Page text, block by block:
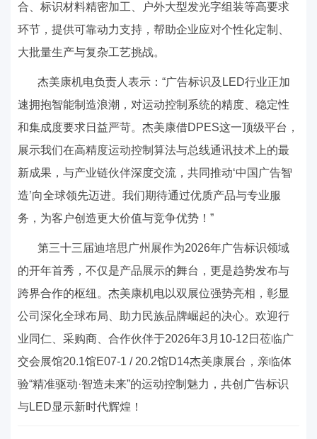
合、标识材料精密加工、户外大型发光字组装等高要求
环节，提供可靠动力支持，帮助企业应对个性化定制、
大批量生产与复杂工艺挑战。
杰美康机电负责人表示： “广告标识及 LED行业正加
速拥抱智能制造浪潮，对运动控制系统的精度、稳定性
和集成度要求日益严苛。杰美康借DPES这一顶级平台，
展示我们在高精度运动控制算法与总线通讯技术上的最
新成果，与产业链伙伴深度交流，共同推动‘中国广告智
造’向全球领先迈进。我们期待通过优质产品与专业服
务，为客户创造更大价值与竞争优势！”
第三十三届迪培思广州展作为2026年广告标识领域
的开年首秀，不仅是产品展示的舞台，更是趋势发布与
跨界合作的枢纽。杰美康机电以双展位强势亮相，彰显
公司深化全球布局、助力民族品牌崛起的决心。欢迎行
业同仁、采购商、合作伙伴于2026年3月 10-12 日莅临广
交会展馆20.1馆E07-1 / 20.2馆D14杰美康展台，亲临体
验“精准驱动·智造未来”的运动控制魅力，共创广告标识
与LED显示新时代辉煌！